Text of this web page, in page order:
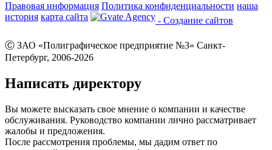
Правовая информация Политика конфиденциальности наша
история карта сайта - Создание сайтов
Ⓒ ЗАО «Полиграфическое предприятие №3» Санкт-
Петербург, 2006-2026
Написать директору
Вы можете высказать свое мнение о компании и качестве
обслуживания. Руководство компании лично рассматривает
жалобы и предложения.
После рассмотрения проблемы, мы дадим ответ по